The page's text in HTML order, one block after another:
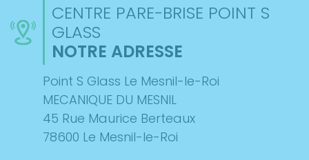
CENTRE PARE-BRISE POINT S
GLASS
NOTRE ADRESSE
Point S Glass Le Mesnil-le-Roi
MECANIQUE DU MESNIL
45 Rue Maurice Berteaux
78600 Le Mesnil-le-Roi